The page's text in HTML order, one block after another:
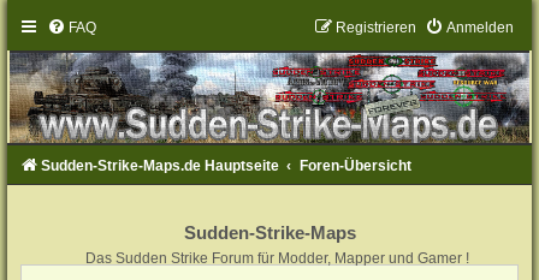
FAQ Anmelden
Registrieren
Sudden-Strike-Maps.de Hauptseite Foren-Übersicht
Sudden-Strike-Maps
Das Sudden Strike Forum für Modder, Mapper und Gamer !